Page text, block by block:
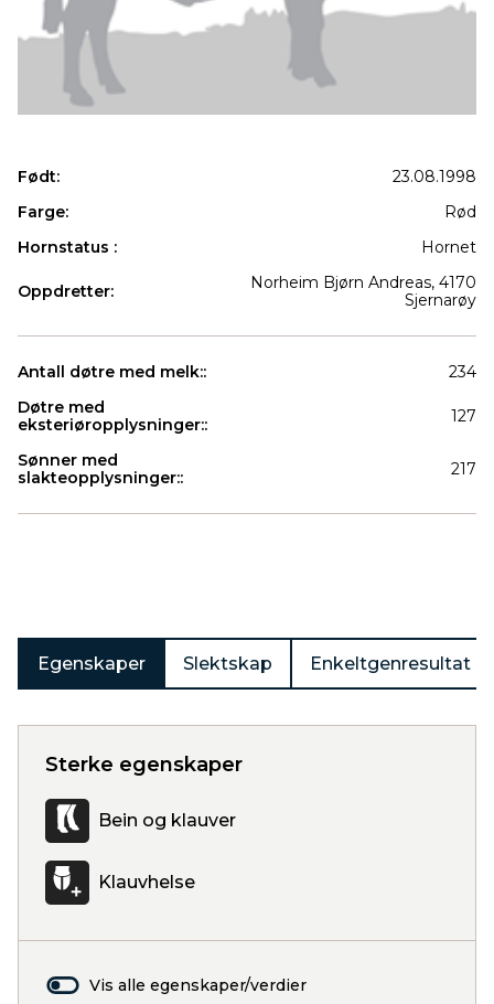
Født:
23.08.1998
Farge:
Rød
Hornstatus :
Hornet
Oppdretter:
Norheim Bjørn Andreas, 4170
Sjernarøy
Antall døtre med melk::
234
Døtre med
eksteriøropplysninger::
127
Sønner med
slakteopplysninger::
217
Egenskaper Slektskap Enkeltgenresultat
Sterke egenskaper
Bein og klauver
Klauvhelse
Vis alle egenskaper/verdier